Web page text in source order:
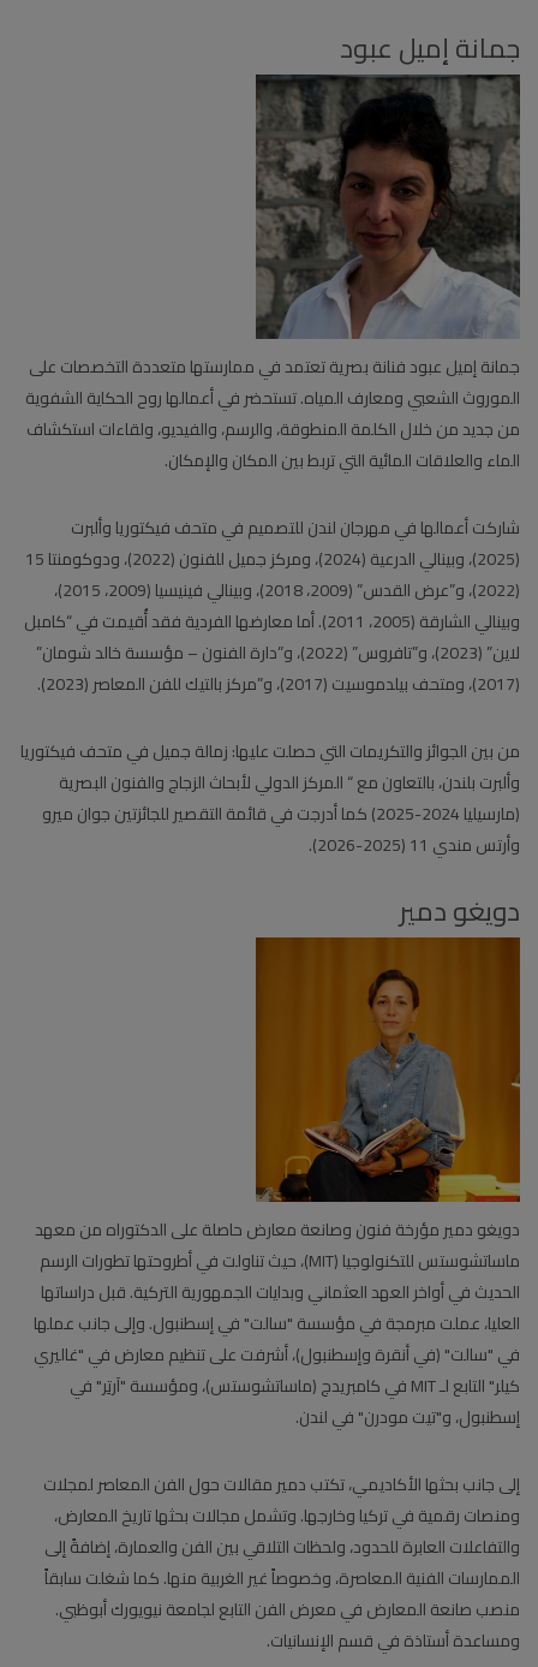
جمانة إميل عبود
جمانة إميل عبود فنانة بصرية تعتمد في ممارستها متعددة التخصصات على
الموروث الشعبي ومعارف المياه. تستحضر في أعمالها روح الحكاية الشفوية
من جديد من خلال الكلمة المنطوقة، والرسم، والفيديو، ولقاءات استكشاف
الماء والعلاقات المائية التي تربط بين المكان والإمكان.
شاركت أعمالها في مهرجان لندن للتصميم في متحف فيكتوريا وألبرت
(2025)، وبينالي الدرعية (2024)، ومركز جميل للفنون (2022)، ودوكومنتا 15
(2022)، و”عرض القدس” (2009، 2018)، وبينالي فينيسيا (2009، 2015)،
وبينالي الشارقة (2005، 2011). أما معارضها الفردية فقد أُقيمت في “كامبل
لاين” (2023)، و”تافروس” (2022)، و”دارة الفنون – مؤسسة خالد شومان”
(2017)، ومتحف بيلدموسيت (2017)، و”مركز بالتيك للفن المعاصر (2023).
من بين الجوائز والتكريمات التي حصلت عليها: زمالة جميل في متحف فيكتوريا
وألبرت بلندن، بالتعاون مع “ المركز الدولي لأبحاث الزجاج والفنون البصرية
(مارسيليا 2024-2025) كما أدرجت في قائمة التقصير للجائزتين جوان ميرو
وأرتس مندي 11 (2025-2026).
دويغو دمير
دويغو دمير مؤرخة فنون وصانعة معارض حاصلة على الدكتوراه من معهد
ماساتشوستس للتكنولوجيا (MIT)، حيث تناولت في أطروحتها تطورات الرسم
الحديث في أواخر العهد العثماني وبدايات الجمهورية التركية. قبل دراساتها
العليا، عملت مبرمجة في مؤسسة "سالت" في إسطنبول. وإلى جانب عملها
في "سالت" (في أنقرة وإسطنبول)، أشرفت على تنظيم معارض في "غاليري
كيلر" التابع لـ MIT في كامبريدج (ماساتشوستس)، ومؤسسة "آرتِر" في
إسطنبول، و"تيت مودرن" في لندن.
إلى جانب بحثها الأكاديمي، تكتب دمير مقالات حول الفن المعاصر لمجلات
ومنصات رقمية في تركيا وخارجها. وتشمل مجالات بحثها تاريخ المعارض،
والتفاعلات العابرة للحدود، ولحظات التلاقي بين الفن والعمارة، إضافةً إلى
الممارسات الفنية المعاصرة، وخصوصاً غير الغربية منها. كما شغلت سابقاً
منصب صانعة المعارض في معرض الفن التابع لجامعة نيويورك أبوظبي.
ومساعدة أستاذة في قسم الإنسانيات.